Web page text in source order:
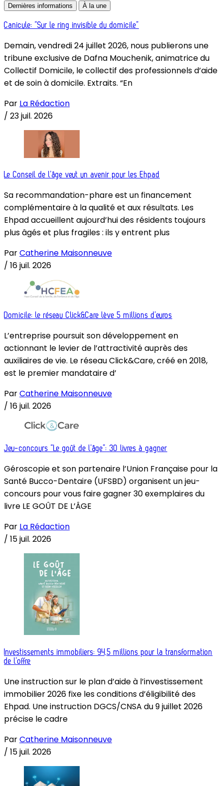
Dernières informations À la une
Canicule: “Sur le ring invisible du domicile”
Demain, vendredi 24 juillet 2026, nous publierons une
tribune exclusive de Dafna Mouchenik, animatrice du
Collectif Domicile, le collectif des professionnels d’aide
et de soin à domicile. Extraits. “En
Par La Rédaction
/ 23 juil. 2026
Le Conseil de l’âge veut un avenir pour les Ehpad
Sa recommandation-phare est un financement
complémentaire à la qualité et aux résultats. Les
Ehpad accueillent aujourd’hui des résidents toujours
plus âgés et plus fragiles : ils y entrent plus
ParCatherine Maisonneuve
/ 16 juil. 2026
Domicile: le réseau Click&Care lève 5 millions d’euros
L’entreprise poursuit son développement en
actionnant le levier de l’attractivité auprès des
auxiliaires de vie. Le réseau Click&Care, créé en 2018,
est le premier mandataire d’
ParCatherine Maisonneuve
/ 16 juil. 2026
Jeu-concours “Le goût de l’âge”: 30 livres à gagner
Géroscopie et son partenaire l’Union Française pour la
Santé Bucco-Dentaire (UFSBD) organisent un jeu-
concours pour vous faire gagner 30 exemplaires du
livre LE GOÛT DE L’ÂGE
Par La Rédaction
/ 15 juil. 2026
Investissements immobiliers: 94,5 millions pour la transformation
de l’offre
Une instruction sur le plan d’aide à l’investissement
immobilier 2026 fixe les conditions d’éligibilité des
Ehpad. Une instruction DGCS/CNSA du 9 juillet 2026
précise le cadre
ParCatherine Maisonneuve
/ 15 juil. 2026